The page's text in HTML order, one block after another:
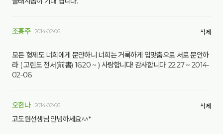
조흥주 2014-02-06 삭제
모든 형제도 너희에게 문안하니 너희는 거룩하게 입맞춤으로 서로 문안하
라 ( 고린도 전서(前書) 16:20 ~ ) 사랑합니다! 감사합니다! 22:27 ~ 2014-
02-06
오한나 2014-02-06 삭제
고도원선생님 안녕하세요^^*